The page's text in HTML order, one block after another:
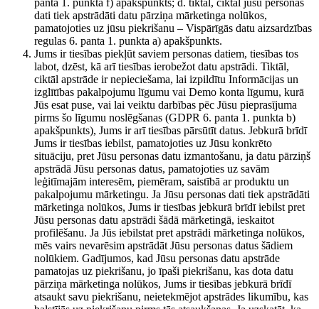
panta 1. punkta f) apakšpunkts; d. tiktāl, ciktāl jūsu personas
dati tiek apstrādāti datu pārziņa mārketinga nolūkos,
pamatojoties uz jūsu piekrišanu – Vispārīgās datu aizsardzības
regulas 6. panta 1. punkta a) apakšpunkts.
Jums ir tiesības piekļūt saviem personas datiem, tiesības tos
labot, dzēst, kā arī tiesības ierobežot datu apstrādi. Tiktāl,
ciktāl apstrāde ir nepieciešama, lai izpildītu Informācijas un
izglītības pakalpojumu līgumu vai Demo konta līgumu, kurā
Jūs esat puse, vai lai veiktu darbības pēc Jūsu pieprasījuma
pirms šo līgumu noslēgšanas (GDPR 6. panta 1. punkta b)
apakšpunkts), Jums ir arī tiesības pārsūtīt datus. Jebkurā brīdī
Jums ir tiesības iebilst, pamatojoties uz Jūsu konkrēto
situāciju, pret Jūsu personas datu izmantošanu, ja datu pārziņš
apstrādā Jūsu personas datus, pamatojoties uz savām
leģitīmajām interesēm, piemēram, saistībā ar produktu un
pakalpojumu mārketingu. Ja Jūsu personas dati tiek apstrādāti
mārketinga nolūkos, Jums ir tiesības jebkurā brīdī iebilst pret
Jūsu personas datu apstrādi šādā mārketingā, ieskaitot
profilēšanu. Ja Jūs iebilstat pret apstrādi mārketinga nolūkos,
mēs vairs nevarēsim apstrādāt Jūsu personas datus šādiem
nolūkiem. Gadījumos, kad Jūsu personas datu apstrāde
pamatojas uz piekrišanu, jo īpaši piekrišanu, kas dota datu
pārziņa mārketinga nolūkos, Jums ir tiesības jebkurā brīdī
atsaukt savu piekrišanu, neietekmējot apstrādes likumību, kas